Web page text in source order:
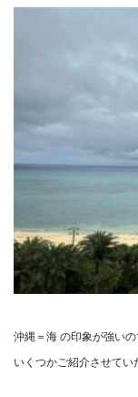
沖縄＝海 の印象が強い
いくつかご紹介させて